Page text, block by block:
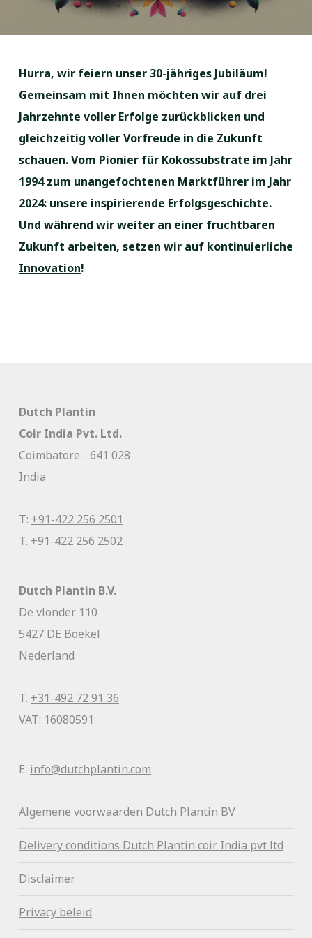
Hurra, wir feiern unser 30-jähriges Jubiläum!
Gemeinsam mit Ihnen möchten wir auf drei
Jahrzehnte voller Erfolge zurückblicken und
gleichzeitig voller Vorfreude in die Zukunft
schauen. Vom Pionierfür Kokossubstrate im Jahr
1994 zum unangefochtenen Marktführer im Jahr
2024: unsere inspirierende Erfolgsgeschichte.
Und während wir weiter an einer fruchtbaren
Zukunft arbeiten, setzen wir auf kontinuierliche
Innovation!
Dutch Plantin
Coir India Pvt. Ltd.
Coimbatore - 641 028
India
T: +91-422 256 2501
T. +91-422 256 2502
Dutch Plantin B.V.
De vlonder 110
5427 DE Boekel
Nederland
T. +31-492 72 91 36
VAT: 16080591
E. info@dutchplantin.com
Algemene voorwaarden Dutch Plantin BV
Delivery conditions Dutch Plantin coir India pvt ltd
Disclaimer
Privacy beleid